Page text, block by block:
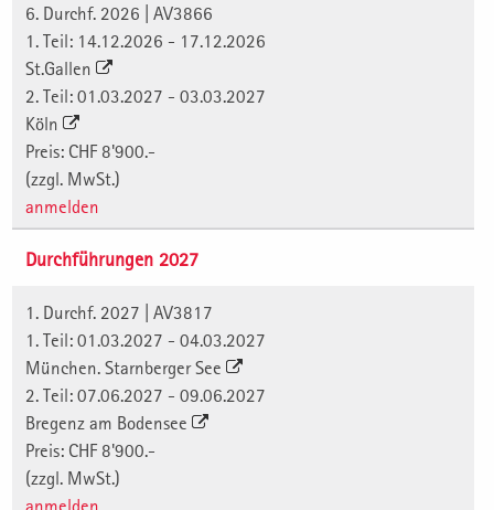
6. Durchf. 2026 | AV3866
1. Teil: 14.12.2026 - 17.12.2026
St.Gallen
2. Teil: 01.03.2027 - 03.03.2027
Köln
Preis: CHF 8'900.-
(zzgl. MwSt.)
anmelden
Durchführungen 2027
1. Durchf. 2027 | AV3817
1. Teil: 01.03.2027 - 04.03.2027
München. Starnberger See
2. Teil: 07.06.2027 - 09.06.2027
Bregenz am Bodensee
Preis: CHF 8'900.-
(zzgl. MwSt.)
anmelden